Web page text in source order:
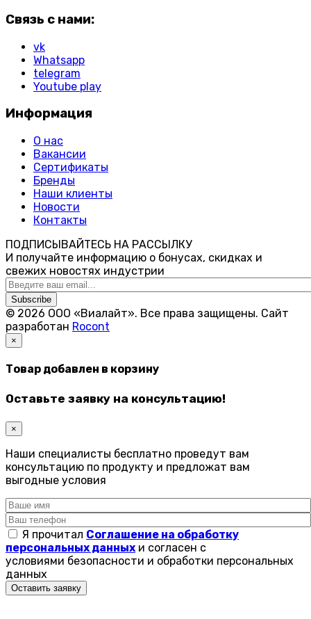
Связь с нами:
vk
Whatsapp
telegram
Youtube play
Информация
О нас
Вакансии
Сертификаты
Бренды
Наши клиенты
Новости
Контакты
ПОДПИСЫВАЙТЕСЬ НА РАССЫЛКУ
И получайте информацию о бонусах, скидках и
свежих новостях индустрии
Subscribe
© 2026 ООО «Виалайт». Все права защищены. Cайт
разработан Rocont
×
Товар добавлен в корзину
Оставьте заявку на консультацию!
×
Наши специалисты бесплатно проведут вам
консультацию по продукту и предложат вам
выгодные условия
Я прочитал Соглашение на обработку
персональных данных и согласен с
условиями безопасности и обработки персональных
данных
Оставить заявку